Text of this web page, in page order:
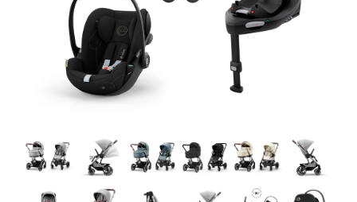
Kampanjat
Lahjavinkkejä
Suosikit
Tavaramerkit
Aurinko ja uinti
Opas